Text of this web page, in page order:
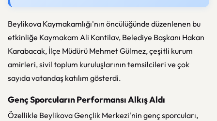
Beylikova Kaymakamlığı'nın öncülüğünde düzenlenen bu
etkinliğe Kaymakam Ali Kantilav, Belediye Başkanı Hakan
Karabacak, İlçe Müdürü Mehmet Gülmez, çeşitli kurum
amirleri, sivil toplum kuruluşlarının temsilcileri ve çok
sayıda vatandaş katılım gösterdi.
Genç Sporcuların Performansı Alkış Aldı
Özellikle Beylikova Gençlik Merkezi'nin genç sporcuları,